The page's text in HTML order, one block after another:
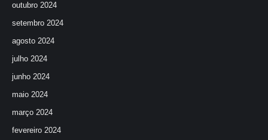
outubro 2024
setembro 2024
agosto 2024
julho 2024
junho 2024
maio 2024
março 2024
fevereiro 2024